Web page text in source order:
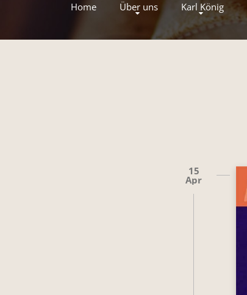
Home Über uns Karl König
15
Apr